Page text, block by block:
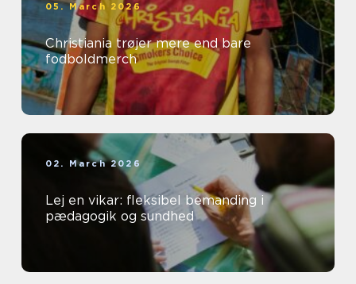
05. March 2026
Christiania trøjer mere end bare
fodboldmerch
02. March 2026
Lej en vikar: fleksibel bemanding i
pædagogik og sundhed